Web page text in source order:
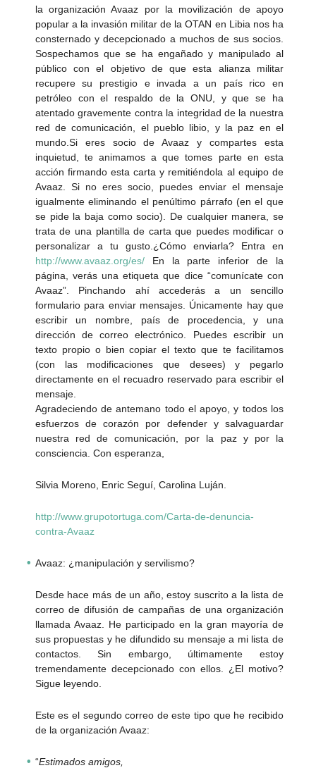
la organización Avaaz por la movilización de apoyo
popular a la invasión militar de la OTAN en Libia nos ha
consternado y decepcionado a muchos de sus socios.
Sospechamos que se ha engañado y manipulado al
público con el objetivo de que esta alianza militar
recupere su prestigio e invada a un país rico en
petróleo con el respaldo de la ONU, y que se ha
atentado gravemente contra la integridad de la nuestra
red de comunicación, el pueblo libio, y la paz en el
mundo.Si eres socio de Avaaz y compartes esta
inquietud, te animamos a que tomes parte en esta
acción firmando esta carta y remitiéndola al equipo de
Avaaz. Si no eres socio, puedes enviar el mensaje
igualmente eliminando el penúltimo párrafo (en el que
se pide la baja como socio). De cualquier manera, se
trata de una plantilla de carta que puedes modificar o
personalizar a tu gusto.¿Cómo enviarla? Entra en
http://www.avaaz.org/es/En la parte inferior de la
página, verás una etiqueta que dice “comunícate con
Avaaz”. Pinchando ahí accederás a un sencillo
formulario para enviar mensajes. Únicamente hay que
escribir un nombre, país de procedencia, y una
dirección de correo electrónico. Puedes escribir un
texto propio o bien copiar el texto que te facilitamos
(con las modificaciones que desees) y pegarlo
directamente en el recuadro reservado para escribir el
mensaje.
Agradeciendo de antemano todo el apoyo, y todos los
esfuerzos de corazón por defender y salvaguardar
nuestra red de comunicación, por la paz y por la
consciencia. Con esperanza,
Silvia Moreno, Enric Seguí, Carolina Luján.
http://www.grupotortuga.com/Carta-de-denuncia-
contra-Avaaz
Avaaz: ¿manipulación y servilismo?
Desde hace más de un año, estoy suscrito a la lista de
correo de difusión de campañas de una organización
llamada Avaaz. He participado en la gran mayoría de
sus propuestas y he difundido su mensaje a mi lista de
contactos. Sin embargo, últimamente estoy
tremendamente decepcionado con ellos. ¿El motivo?
Sigue leyendo.
Este es el segundo correo de este tipo que he recibido
de la organización Avaaz:
“Estimados amigos,